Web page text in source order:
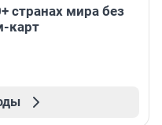
странах мира без
карт